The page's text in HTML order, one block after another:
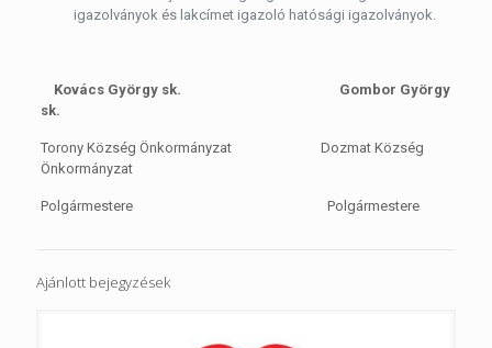
igazolványok és lakcímet igazoló hatósági igazolványok.
Kovács György sk. Gombor György
sk.
Torony Község Önkormányzat
Dozmat Község
Önkormányzat
Polgármestere Polgármestere
Ajánlott bejegyzések